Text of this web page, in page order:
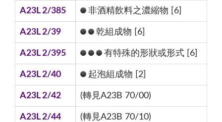
A23L 2/385 非酒精飲料之濃縮物 [6]
A23L 2/39 乾組成物 [6]
A23L 2/395 有特殊的形狀或形式 [6]
A23L 2/40 起泡組成物 [2]
A23L 2/42 (轉見A23B 70/00)
A23L 2/44 (轉見A23B 70/10)